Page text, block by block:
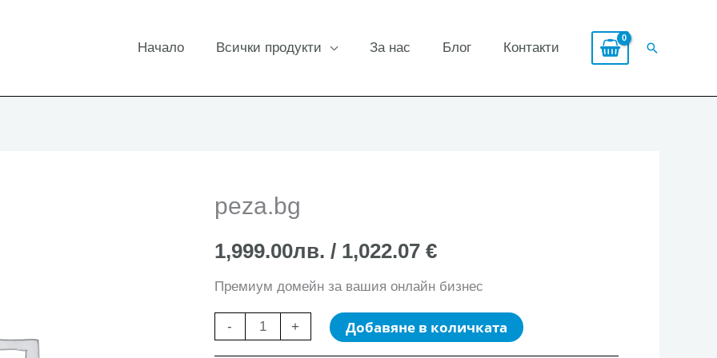
Начало Всички продукти За нас Блог Контакти Search
peza.bg
1,999.00лв. / 1,022.07 €
Премиум домейн за вашия онлайн бизнес
-
количество
+ Добавяне в количката